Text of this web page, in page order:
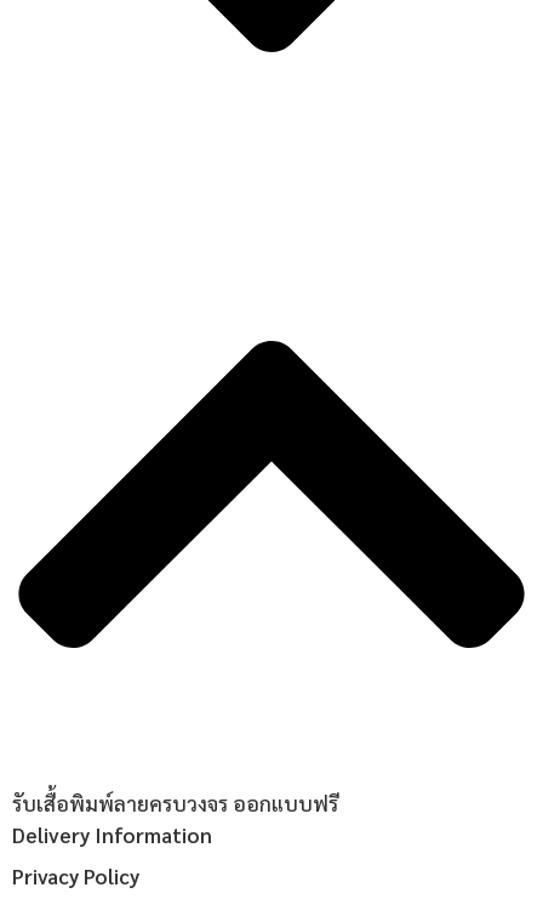
รับเสื้อพิมพ์ลายครบวงจร ออกแบบฟรี
Delivery Information
Privacy Policy